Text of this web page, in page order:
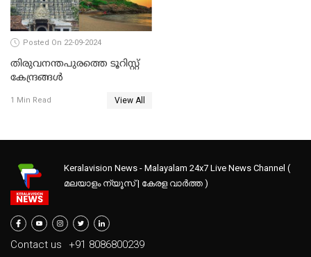
Posted On 22-09-2024
തിരുവനന്തപുരത്തെ ടൂറിസ്റ്റ്
കേന്ദ്രങ്ങൾ
1 Min Read View All
Keralavision News - Malayalam 24x7 Live News Channel (
മലയാളം ന്യൂസ് | കേരള വാർത്ത )
Contact us +91 8086800239